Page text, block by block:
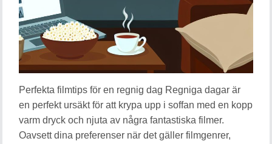
Perfekta filmtips för en regnig dag Regniga dagar är
en perfekt ursäkt för att krypa upp i soffan med en kopp
varm dryck och njuta av några fantastiska filmer.
Oavsett dina preferenser när det gäller filmgenrer,